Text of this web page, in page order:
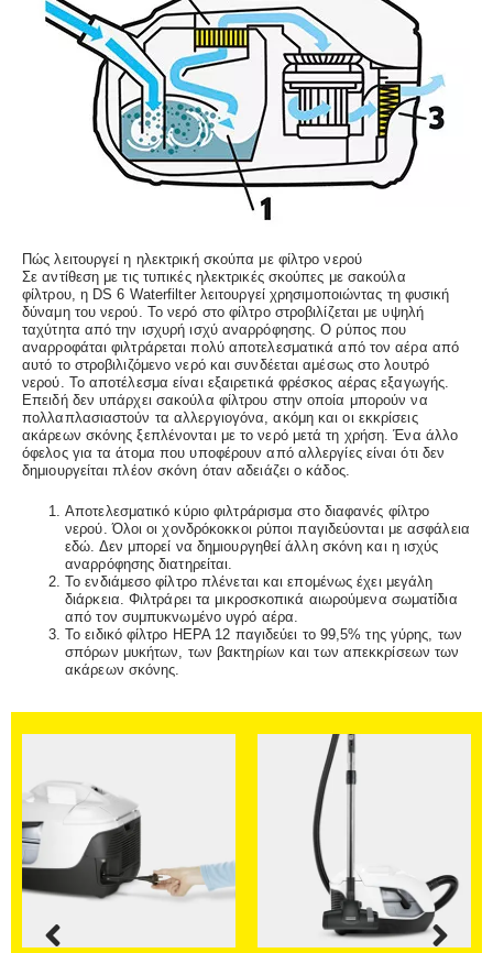
Πώς λειτουργεί η ηλεκτρική σκούπα με φίλτρο νερού
Σε αντίθεση με τις τυπικές ηλεκτρικές σκούπες με σακούλα
φίλτρου, η DS 6 Waterfilter λειτουργεί χρησιμοποιώντας τη φυσική
δύναμη του νερού. Το νερό στο φίλτρο στροβιλίζεται με υψηλή
ταχύτητα από την ισχυρή ισχύ αναρρόφησης. Ο ρύπος που
αναρροφάται φιλτράρεται πολύ αποτελεσματικά από τον αέρα από
αυτό το στροβιλιζόμενο νερό και συνδέεται αμέσως στο λουτρό
νερού. Το αποτέλεσμα είναι εξαιρετικά φρέσκος αέρας εξαγωγής.
Επειδή δεν υπάρχει σακούλα φίλτρου στην οποία μπορούν να
πολλαπλασιαστούν τα αλλεργιογόνα, ακόμη και οι εκκρίσεις
ακάρεων σκόνης ξεπλένονται με το νερό μετά τη χρήση. Ένα άλλο
όφελος για τα άτομα που υποφέρουν από αλλεργίες είναι ότι δεν
δημιουργείται πλέον σκόνη όταν αδειάζει ο κάδος.
Αποτελεσματικό κύριο φιλτράρισμα στο διαφανές φίλτρο
νερού. Όλοι οι χονδρόκοκκοι ρύποι παγιδεύονται με ασφάλεια
εδώ. Δεν μπορεί να δημιουργηθεί άλλη σκόνη και η ισχύς
αναρρόφησης διατηρείται.
Το ενδιάμεσο φίλτρο πλένεται και επομένως έχει μεγάλη
διάρκεια. Φιλτράρει τα μικροσκοπικά αιωρούμενα σωματίδια
από τον συμπυκνωμένο υγρό αέρα.
Το ειδικό φίλτρο HEPA 12 παγιδεύει το 99,5% της γύρης, των
σπόρων μυκήτων, των βακτηρίων και των απεκκρίσεων των
ακάρεων σκόνης.